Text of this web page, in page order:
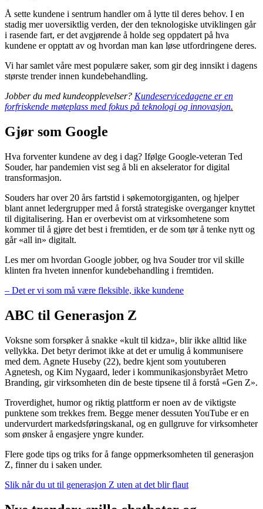
Å sette kundene i sentrum handler om å lytte til deres behov. I en
stadig mer uoversiktlig verden, der den teknologiske utviklingen går
i rasende fart, er det avgjørende å holde seg oppdatert på hva
kundene er opptatt av og hvordan man kan løse utfordringene deres.
Vi har samlet våre mest populære saker, som gir deg innsikt i dagens
største trender innen kundebehandling.
Jobber du med kundeopplevelser? Kundeservicedagene er en
forfriskende møteplass med fokus på teknologi og innovasjon.
Gjør som Google
Hva forventer kundene av deg i dag? Ifølge Google-veteran Ted
Souder, har pandemien vist seg å bli en akselerator for digital
transformasjon.
Souders har over 20 års fartstid i søkemotorgiganten, og hjelper
blant annet ledergrupper med å forstå strategiske overganger knyttet
til digitalisering. Han er overbevist om at virksomhetene som
kommer til å gjøre det best i fremtiden, er de som tør å tenke nytt og
går «all in» digitalt.
Les mer om hvordan Google jobber, og hva Souder tror vil skille
klinten fra hveten innenfor kundebehandling i fremtiden.
– Det er vi som må være fleksible, ikke kundene
ABC til Generasjon Z
Voksne som forsøker å snakke «kult til kidza», blir ikke alltid like
vellykka. Det betyr derimot ikke at det er umulig å kommunisere
med dem. Agnete Huseby (22), bedre kjent som youtuberen
Agnetesh, og Kim Nygaard, leder i kommunikasjonsbyrået Metro
Branding, gir virksomheten din de beste tipsene til å forstå «Gen Z».
Troverdighet, humor og riktig plattform er noen av de viktigste
punktene som trekkes frem. Begge mener dessuten YouTube er en
undervurdert markedsføringskanal, og en gullgruve for virksomheter
som ønsker å engasjere yngre kunder.
Flere gode tips og triks for å fange oppmerksomheten til generasjon
Z, finner du i saken under.
Slik når du ut til generasjon Z uten at det blir flaut